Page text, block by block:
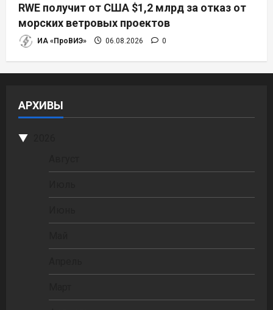
RWE получит от США $1,2 млрд за отказ от
морских ветровых проектов
ИА «ПроВИЭ» 06.08.2026 0
АРХИВЫ